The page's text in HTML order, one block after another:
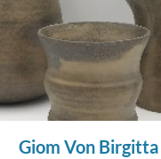
Giom Von Birgitta